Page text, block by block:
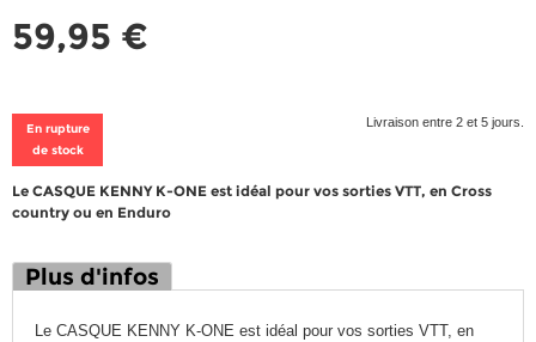
59,95 €
En rupture
de stock
Livraison entre 2 et 5 jours.
Le CASQUE KENNY K-ONE est idéal pour vos sorties VTT, en Cross
country ou en Enduro
Plus d'infos
Le CASQUE KENNY K-ONE est idéal pour vos sorties VTT, en